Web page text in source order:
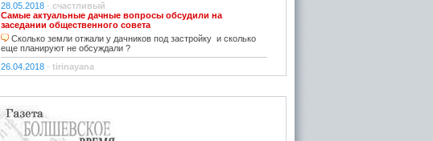
28.05.2018 - счастливый
Самые актуальные дачные вопросы обсудили на
заседании общественного совета
Сколько земли отжали у дачников под застройку и сколько
еще планируют не обсуждали ?
26.04.2018 - tirinayana
РЕШЕНИЕ от 21.02.2018 № 441/94
26.04.2018
РЕШЕНИЕ от 21.02.2018 № 441/94
На оф.сайте данное решение не опубликовано.